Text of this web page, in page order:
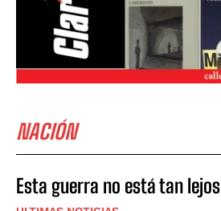
NACIÓN
Esta guerra no está tan lejos